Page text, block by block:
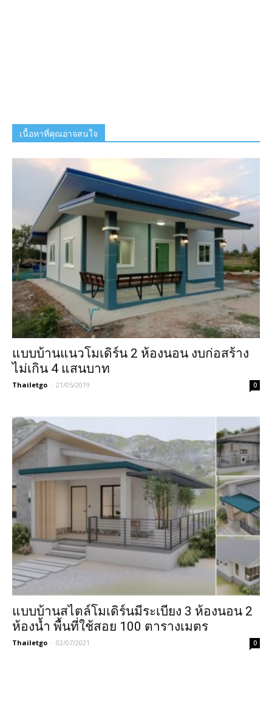
เนื้อหาที่คุณอาจสนใจ
แบบบ้านแนวโมเดิร์น 2 ห้องนอน งบก่อสร้าง
ไม่เกิน 4 แสนบาท
Thailetgo - 21/05/2019 0
แบบบ้านสไตล์โมเดิร์นมีระเบียง 3 ห้องนอน 2
ห้องน้ำ พื้นที่ใช้สอย 100 ตารางเมตร
Thailetgo - 02/07/2021 0